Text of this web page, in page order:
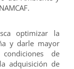
optimizar la
y darle mayor
de
adquisición de